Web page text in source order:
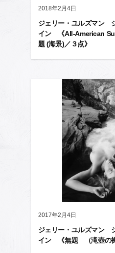
2018年2月4日
ジェリー・ユルズマン
イン 《All-American
題 (海景)／３点》
2017年2月4日
ジェリー・ユルズマン
イン 《無題 （滝壺の